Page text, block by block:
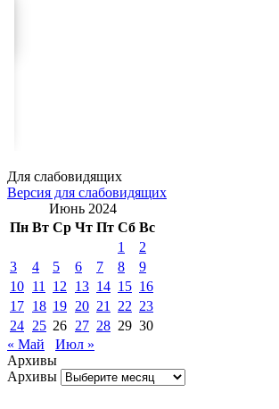
Для слабовидящих
Версия для слабовидящих
Июнь 2024
Пн Вт Ср Чт Пт Сб Вс
1
2
3
4 5 6 7 8
9
10 11 12 13 14 15 16
17 18 19 20 21 22 23
24 25 26 27 28 29 30
« Май
Июл »
Архивы
Архивы